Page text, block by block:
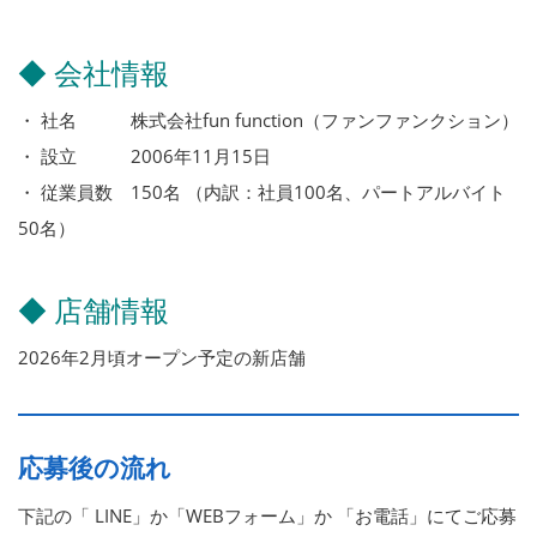
◆ 会社情報
・ 社名 株式会社fun function（ファンファンクション）
・ 設立 2006年11月15日
・ 従業員数 150名 （内訳：社員100名、パートアルバイト
50名）
◆ 店舗情報
2026年2月頃オープン予定の新店舗
応募後の流れ
下記の「 LINE」か「WEBフォーム」か 「お電話」にてご応募